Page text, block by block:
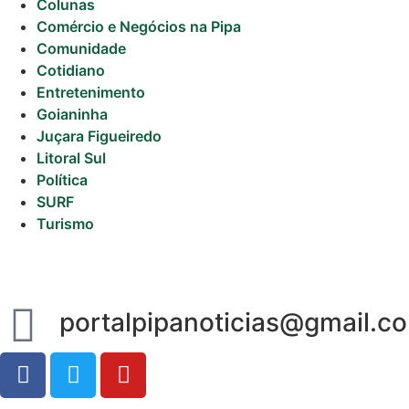
Colunas
Comércio e Negócios na Pipa
Comunidade
Cotidiano
Entretenimento
Goianinha
Juçara Figueiredo
Litoral Sul
Política
SURF
Turismo